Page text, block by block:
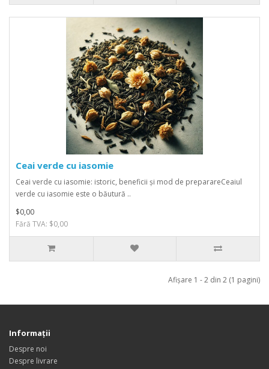
Ceai verde cu iasomie
Ceai verde cu iasomie: istoric, beneficii și mod de preparareCeaiul
verde cu iasomie este o băutură ..
$0,00
Fără TVA: $0,00
Afişare 1 - 2 din 2 (1 pagini)
Informaţii
Despre noi
Despre livrare